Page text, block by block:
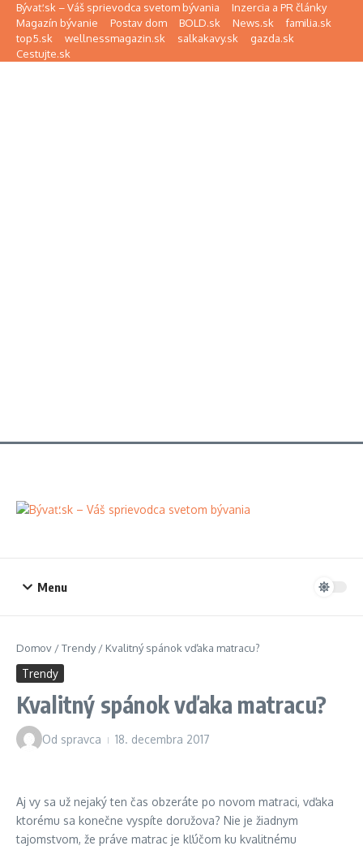
Preskočiť na obsah
Bývať.sk – Váš sprievodca svetom bývania
Inzercia a PR články
Magazín bývanie
Postav dom BOLD.sk News.sk
familia.sk
top5.sk
wellnessmagazin.sk salkakavy.sk
gazda.sk
Cestujte.sk
Menu
Domov /Trendy/ Kvalitný spánok vďaka matracu?
Trendy
Kvalitný spánok vďaka matracu?
Od spravca 18. decembra 2017
Aj vy sa už nejaký ten čas obzeráte po novom matraci, vďaka
ktorému sa konečne vyspíte doružova? Nie je žiadnym
tajomstvom, že práve matrac je kľúčom ku kvalitnému